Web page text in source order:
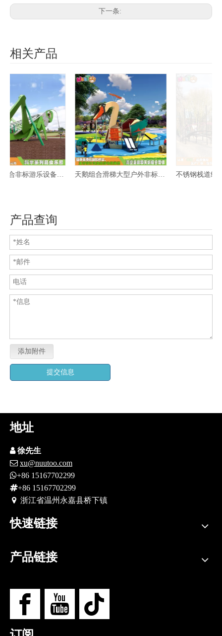
下一条:
相关产品
天鹅组合滑梯大型户外非标游乐设施 不锈钢栈道组合滑梯 不锈钢大型组合滑梯游乐设备生产厂家
产品查询
添加附件
提交信息
地址
 徐先生
 xu@nuutoo.com
+86 15167702299
+86 15167702299
 浙江省温州永嘉县桥下镇
快速链接
产品链接